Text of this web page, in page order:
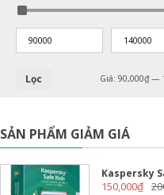
Lọc Giá: 90,000₫—
SẢN PHẨM GIẢM GIÁ
Kaspersky
150,000₫